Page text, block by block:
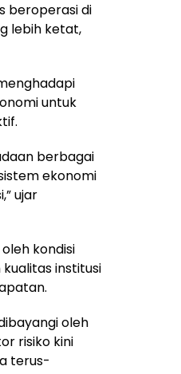
beroperasi di
lebih ketat,
untuk
berbagai
ekonomi
ujar
kondisi
institusi
oleh
risiko kini
terus-